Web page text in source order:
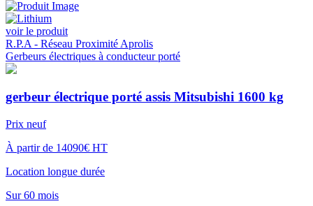
voir le produit
R.P.A - Réseau Proximité Aprolis
Gerbeurs électriques à conducteur porté
gerbeur électrique porté assis Mitsubishi 1600 kg
Prix neuf
À partir de 14090€ HT
Location longue durée
Sur 60 mois